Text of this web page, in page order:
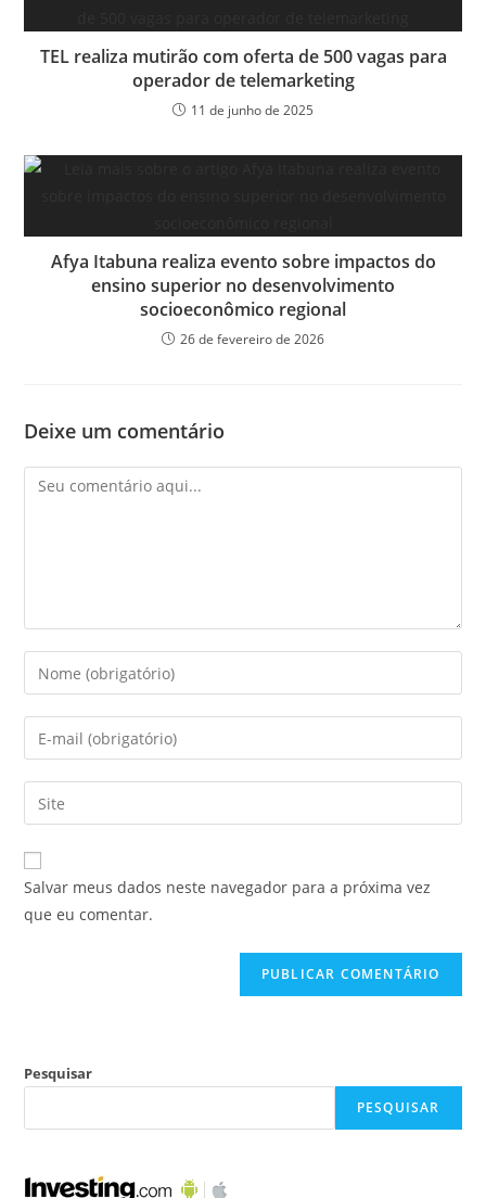
TEL realiza mutirão com oferta de 500 vagas para
operador de telemarketing
11 de junho de 2025
Afya Itabuna realiza evento sobre impactos do
ensino superior no desenvolvimento
socioeconômico regional
26 de fevereiro de 2026
Deixe um comentário
Salvar meus dados neste navegador para a próxima vez
que eu comentar.
Pesquisar
PESQUISAR